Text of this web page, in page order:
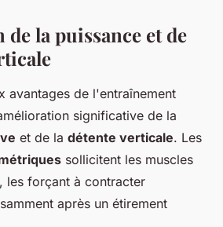
la puissance et de
avantages de l'entraînement
significative de la
et de la détente verticale. Les
sollicitent les muscles
les forçant à contracter
après un étirement